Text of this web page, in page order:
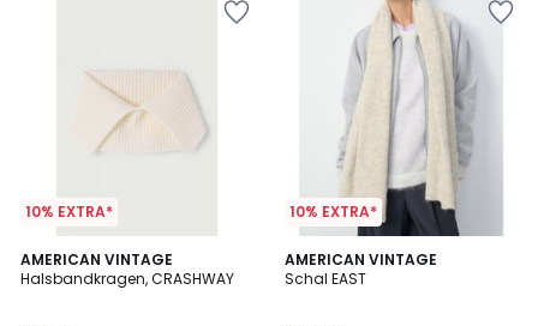
10% EXTRA*
AMERICAN VINTAGE
Halsbandkragen, CRASHWAY
10% EXTRA*
AMERICAN VINTAGE
Schal EAST
2
Farben